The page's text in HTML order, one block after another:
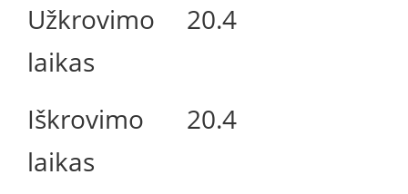
Užkrovimo
laikas
20.4
Iškrovimo
laikas
20.4